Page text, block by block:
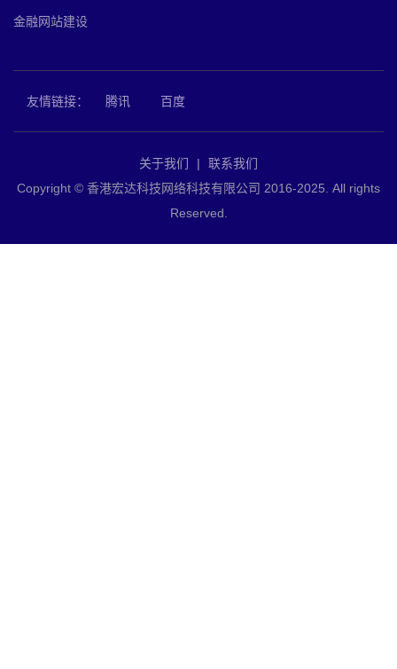
金融网站建设
友情链接： 腾讯 百度
关于我们 |
联系我们
Copyright © 香港宏达科技网络科技有限公司 2016-2025. All rights
Reserved.